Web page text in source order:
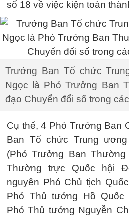
số 18 về việc kiện toàn
Trưởng Ban Tổ chức
Ngọc là Phó Trưởng Ban
đạo Chuyển đổi số trong
Cụ thể, 4 Phó Trưởng Ban
Ban Tổ chức Trung
(Phó Trưởng Ban
Thường trực Quốc hội
nguyên Phó Chủ tịch
Phó Thủ tướng Hồ Quốc
Phó Thủ tướng Nguyễn